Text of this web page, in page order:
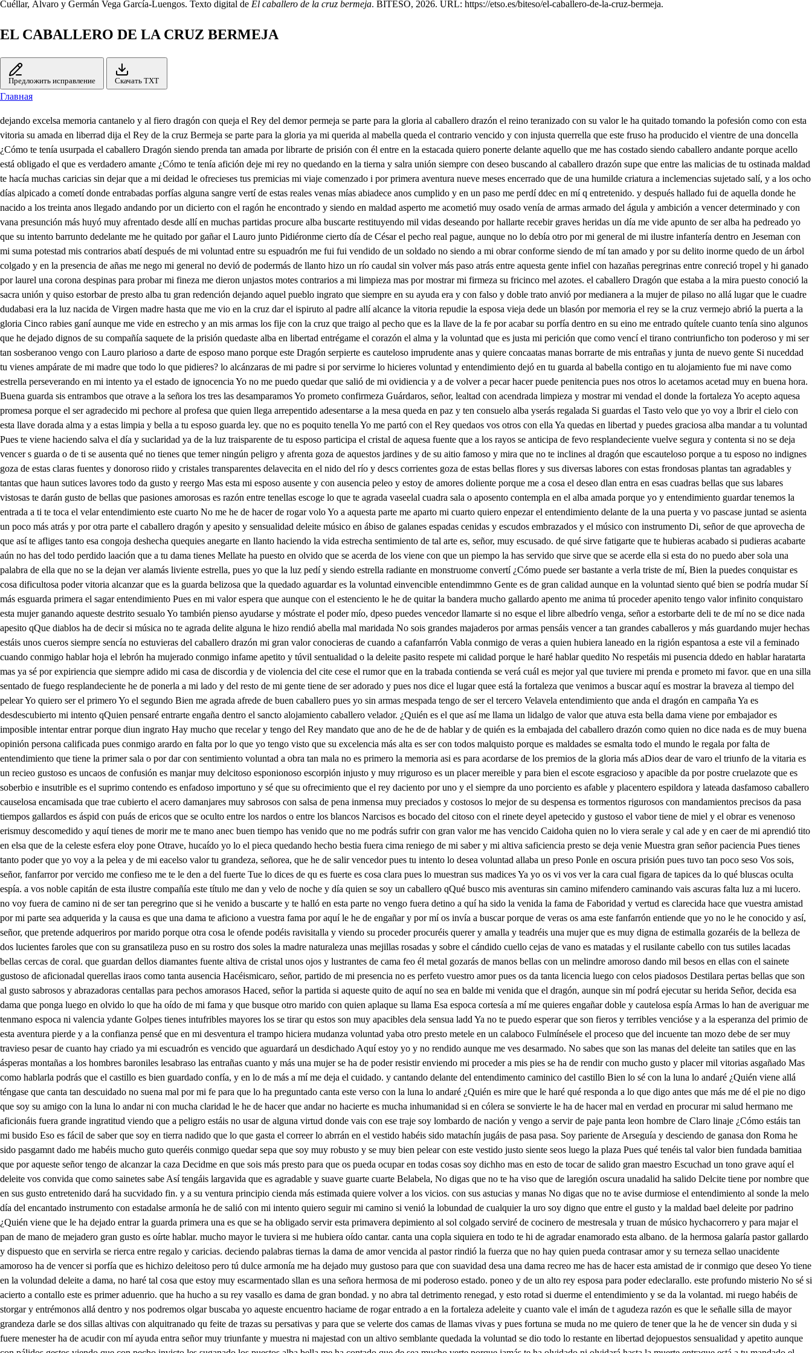
Cuéllar, Álvaro y Germán Vega García-Luengos. Texto digital de El caballero de la cruz bermeja. BITESO, 2026. URL: https://etso.es/biteso/el-caballero-de-la-cruz-bermeja.
EL CABALLERO DE LA CRUZ BERMEJA
Предложить исправление Скачать TXT
Главная
dejando excelsa memoria cantanelo y al fiero dragón con queja el Rey del demor permeja se parte para la gloria al caballero drazón el reino teranizado con su valor le ha quitado tomando la pofesión como con esta vitoria su amada en liberrad dija el Rey de la cruz Bermeja se parte para la gloria ya mi querida al mabella queda el contrario vencido y con injusta querrella que este fruso ha producido el vientre de una doncella ¿Cómo te tenía usurpada el caballero Dragón siendo prenda tan amada por librarte de prisión con él entre en la estacada quiero ponerte delante aquello que me has costado siendo caballero andante porque acello está obligado el que es verdadero amante ¿Cómo te tenía afición deje mi rey no quedando en la tierna y salra unión siempre con deseo buscando al caballero drazón supe que entre las malicias de tu ostinada maldad te hacía muchas caricias sin dejar que a mi deidad le ofrecieses tus premicias mi viaje comenzado i por primera aventura nueve meses encerrado que de una humilde criatura a inclemencias sujetado salí, y a los ocho días alpicado a cometí donde entrabadas porfías alguna sangre vertí de estas reales venas mías abiadece anos cumplido y en un paso me perdí ddec en mí q entretenido. y después hallado fui de aquella donde he nacido a los treinta anos llegado andando por un dicierto con el ragón he encontrado y siendo en maldad asperto me acometió muy osado venía de armas armado del águla y ambición a vencer determinado y con vana presunción más huyó muy afrentado desde allí en muchas partidas procure alba buscarte restituyendo mil vidas deseando por hallarte recebir graves heridas un día me vide apunto de ser alba ha pedreado yo que su intento barrunto dedelante me he quitado por gañar el Lauro junto Pidiéronme cierto día de César el pecho real pague, aunque no lo debía otro por mi general de mi ilustre infantería dentro en Jeseman con mi suma potestad mis contrarios abatí después de mi voluntad entre su espuadrón me fui fui vendido de un soldado no siendo a mi obrar conforme siendo de mí tan amado y por su delito inorme quedo de un árbol colgado y en la presencia de añas me nego mi general no devió de podermás de llanto hizo un río caudal sin volver más paso atrás entre aquesta gente infiel con hazañas peregrinas entre conreció tropel y hi ganado por laurel una corona despinas para probar mi fineza me dieron unjastos motes contrarios a mi limpieza mas por mostrar mi firmeza su fricinco mel azotes. el caballero Dragón que estaba a la mira puesto conoció la sacra unión y quiso estorbar de presto alba tu gran redención dejando aquel pueblo ingrato que siempre en su ayuda era y con falso y doble trato anvió por medianera a la mujer de pilaso no allá lugar que le cuadre dudabasi era la luz nacida de Virgen madre hasta que me vio en la cruz dar el ispiruto al padre allí alcance la vitoria repudie la esposa vieja dede un blasón por memoria el rey se la cruz vermejo abrió la puerta a la gloria Cinco rabies ganí aunque me vide en estrecho y an mis armas los fije con la cruz que traigo al pecho que es la llave de la fe por acabar su porfía dentro en su eino me entrado quítele cuanto tenía sino algunos que he dejado dignos de su compañía saquete de la prisión quedaste alba en libertad entrégame el corazón el alma y la voluntad que es justa mi perición que como vencí el tirano contriunficho ton poderoso y mi ser tan sosberanoo vengo con Lauro plarioso a darte de esposo mano porque este Dragón serpierte es cauteloso imprudente anas y quiere concaatas manas borrarte de mis entrañas y junta de nuevo gente Si nuceddad tu vienes ampárate de mi madre que todo lo que pidieres? lo alcánzaras de mi padre si por servirme lo hicieres voluntad y entendimiento dejó en tu guarda al babella contigo en tu alojamiento fue mi nave como estrella perseverando en mi intento ya el estado de ignocencia Yo no me puedo quedar que salió de mi ovidiencia y a de volver a pecar hacer puede penitencia pues nos otros lo acetamos acetad muy en buena hora. Buena guarda sis entrambos que otrave a la señora los tres las desamparamos Yo prometo confirmeza Guárdaros, señor, lealtad con acendrada limpieza y mostrar mi vendad el donde la fortaleza Yo acepto aquesa promesa porque el ser agradecido mi pechore al profesa que quien llega arrepentido adesentarse a la mesa queda en paz y ten consuelo alba yserás regalada Si guardas el Tasto velo que yo voy a lbrir el cielo con esta llave dorada alma y a estas limpia y bella a tu esposo guarda ley. que no es poquito tenella Yo me partó con el Rey quedaos vos otros con ella Ya quedas en libertad y puedes graciosa alba mandar a tu voluntad Pues te viene haciendo salva el día y suclaridad ya de la luz traisparente de tu esposo participa el cristal de aquesa fuente que a los rayos se anticipa de fevo resplandeciente vuelve segura y contenta si no se deja vencer s guarda o de ti se ausenta qué no tienes que temer ningún peligro y afrenta goza de aquestos jardines y de su aitio famoso y mira que no te inclines al dragón que escauteloso porque a tu esposo no indignes goza de estas claras fuentes y donoroso riido y cristales transparentes delavecita en el nido del río y descs corrientes goza de estas bellas flores y sus diversas labores con estas frondosas plantas tan agradables y tantas que haun sutices lavores todo da gusto y reergo Mas esta mi esposo ausente y con ausencia peleo y estoy de amores doliente porque me a cosa el deseo dlan entra en esas cuadras bellas que sus labares vistosas te darán gusto de bellas que pasiones amorosas es razón entre tenellas escoge lo que te agrada vaseelal cuadra sala o aposento contempla en el alba amada porque yo y entendimiento guardar tenemos la entrada a ti te toca el velar entendimiento este cuarto No me he de hacer de rogar volo Yo a aquesta parte me aparto mi cuarto quiero enpezar el entendimiento delante de la una puerta y vo pascase juntad se asienta un poco más atrás y por otra parte el caballero dragón y apesito y sensualidad deleite músico en ábiso de galanes espadas cenidas y escudos embrazados y el músico con instrumento Di, señor de que aprovecha de que así te afliges tanto esa congoja deshecha quequies anegarte en llanto haciendo la vida estrecha sentimiento de tal arte es, señor, muy escusado. de qué sirve fatigarte que te hubieras acabado si pudieras acabarte aún no has del todo perdido laación que a tu dama tienes Mellate ha puesto en olvido que se acerda de los viene con que un piempo la has servido que sirve que se acerde ella si esta do no puedo aber sola una palabra de ella que no se la dejan ver alamás liviente estrella, pues yo que la luz pedí y siendo estrella radiante en monstruome convertí ¿Cómo puede ser bastante a verla triste de mí, Bien la puedes conquistar es cosa dificultosa poder vitoria alcanzar que es la guarda belizosa que la quedado aguardar es la voluntad einvencible entendimmno Gente es de gran calidad aunque en la voluntad siento qué bien se podría mudar Sí más esguarda primera el sagar entendimiento Pues en mi valor espera que aunque con el estenciento le he de quitar la bandera mucho gallardo apento me anima tú proceder apenito tengo valor infinito conquistaro esta mujer ganando aqueste destrito sesualo Yo también pienso ayudarse y móstrate el poder mío, dpeso puedes vencedor llamarte si no esque el libre albedrío venga, señor a estorbarte deli te de mí no se dice nada apesito qQue diablos ha de decir si música no te agrada delite alguna le hizo rendió abella mal maridada No sois grandes majaderos por armas pensáis vencer a tan grandes caballeros y más guardando mujer hechas estáis unos cueros siempre sencía no estuvieras del caballero drazón mi gran valor conocieras de cuando a cafanfarrón Vabla conmigo de veras a quien hubiera laneado en la rigión espantosa a este vil a feminado cuando conmigo hablar hoja el lebrón ha mujerado conmigo infame apetito y túvil sentualidad o la deleite pasito respete mi calidad porque le haré hablar quedito No respetáis mi pusencia ddedo en hablar haratarta mas ya sé por expiriencia que siempre adido mi casa de discordia y de violencia del cite cese el rumor que en la trabada contienda se verá cuál es mejor yal que tuviere mi prenda e prometo mi favor. que en una silla sentado de fuego resplandeciente he de ponerla a mi lado y del resto de mi gente tiene de ser adorado y pues nos dice el lugar quee está la fortaleza que venimos a buscar aquí es mostrar la braveza al tiempo del pelear Yo quiero ser el primero Yo el segundo Bien me agrada afrede de buen caballero pues yo sin armas mespada tengo de ser el tercero Velavela entendimiento que anda el dragón en campaña Ya es desdescubierto mi intento qQuien pensaré entrarte engaña dentro el sancto alojamiento caballero velador. ¿Quién es el que así me llama un lidalgo de valor que atuva esta bella dama viene por embajador es imposible intentar entrar porque diun ingrato Hay mucho que recelar y tengo del Rey mandato que ano de he de de hablar y de quién es la embajada del caballero drazón como quien no dice nada es de muy buena opinión persona calificada pues conmigo arardo en falta por lo que yo tengo visto que su excelencia más alta es ser con todos malquisto porque es maldades se esmalta todo el mundo le regala por falta de entendimiento que tiene la primer sala o por dar con sentimiento voluntad a obra tan mala no es primero la memoria asi es para acordarse de los premios de la gloria más aDios dear de varo el triunfo de la vitaria es un recieo gustoso es uncaos de confusión es manjar muy delcitoso esponionoso escorpión injusto y muy rriguroso es un placer mereible y para bien el escote esgracioso y apacible da por postre cruelazote que es soberbio e insutrible es el suprimo contendo es enfadoso importuno y sé que su ofrecimiento que el rey daciento por uno y el siempre da uno porciento es afable y placentero espildora y lateada dasfamoso caballero causelosa encamisada que trae cubierto el acero damanjares muy sabrosos con salsa de pena i